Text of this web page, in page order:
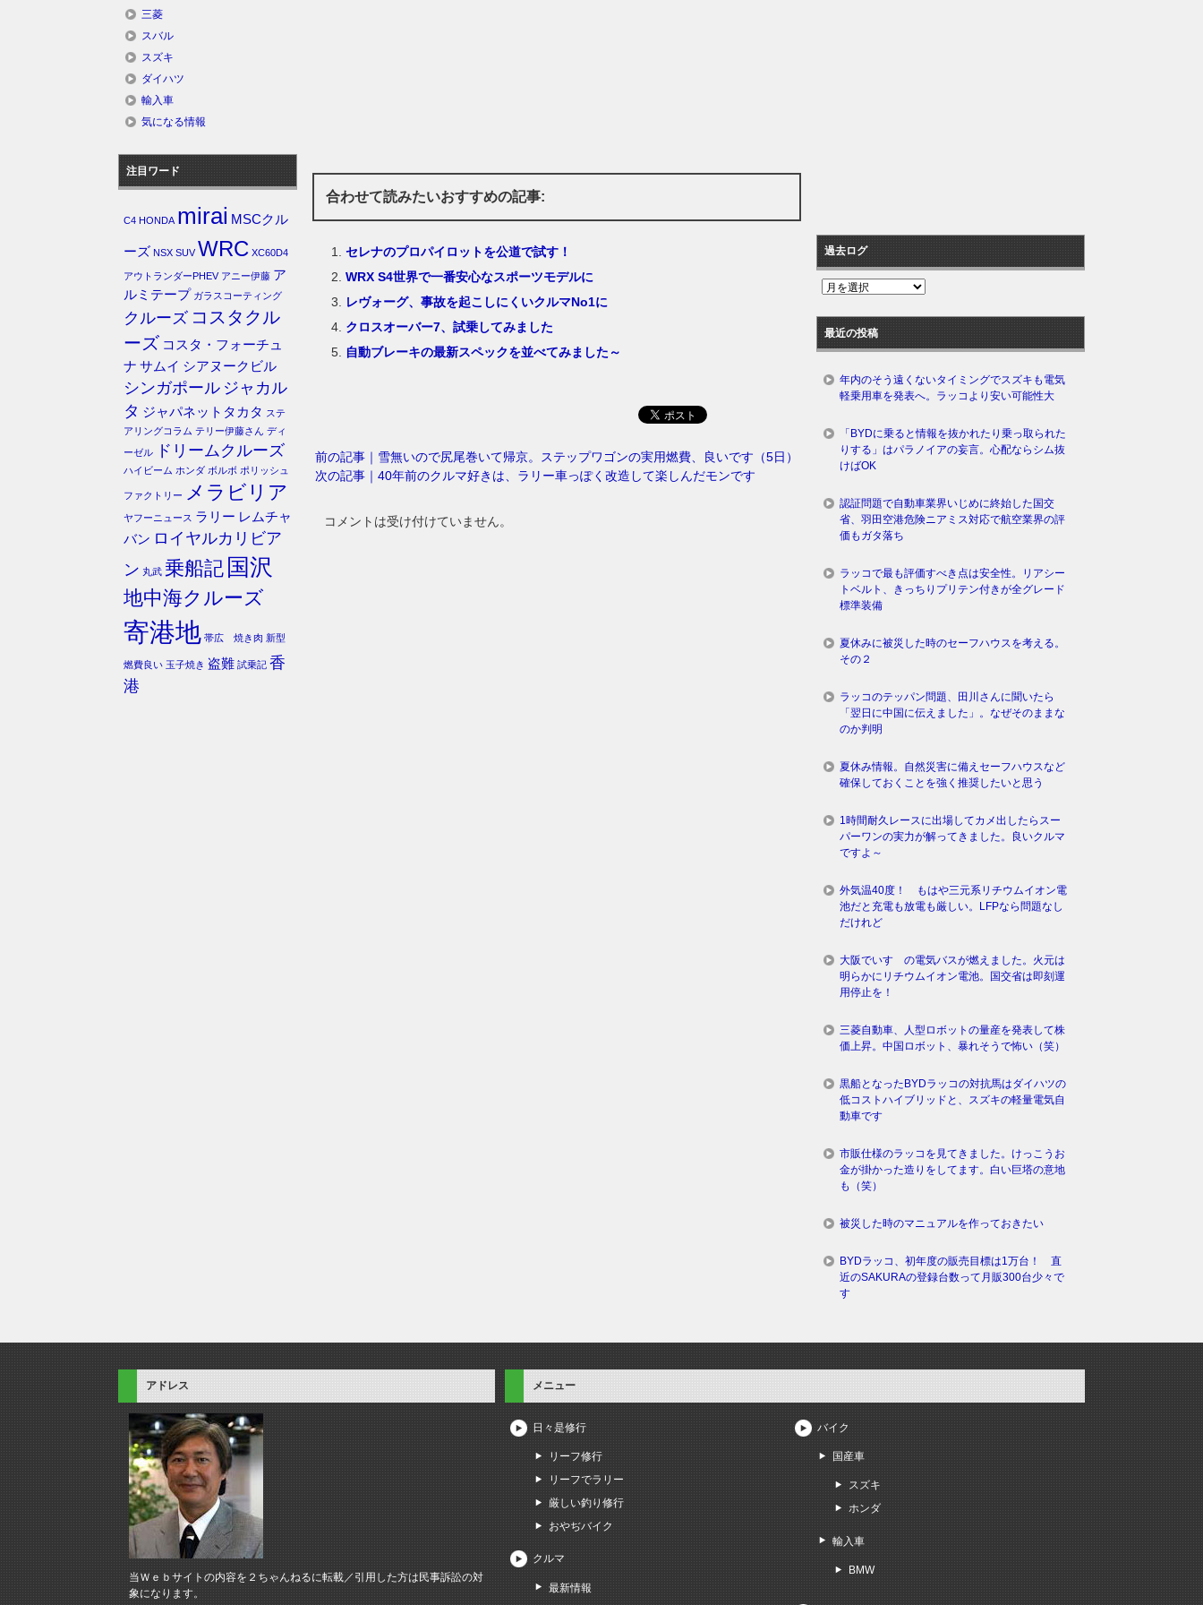
合わせて読みたいおすすめの記事:
セレナのプロパイロットを公道で試す！
WRX S4世界で一番安心なスポーツモデルに
レヴォーグ、事故を起こしにくいクルマNo1に
クロスオーバー7、試乗してみました
自動ブレーキの最新スペックを並べてみました～
前の記事｜雪無いので尻尾巻いて帰京。ステップワゴンの実用燃費、良いです（5日）
次の記事｜40年前のクルマ好きは、ラリー車っぽく改造して楽しんだモンです
コメントは受け付けていません。
三菱
スバル
スズキ
ダイハツ
輸入車
気になる情報
注目ワード
C4 HONDA mirai MSCクル
ーズ NSX SUV WRC XC60D4
アウトランダーPHEV アニー伊藤 ア
ルミテープ ガラスコーティング
クルーズ コスタクル
ーズ コスタ・フォーチュ
ナ サムイ シアヌークビル
シンガポール ジャカル
タ ジャパネットタカタ ステ
アリングコラム テリー伊藤さん ディ
ーゼル
ドリームクルーズ
ハイビーム ホンダ ボルボ ポリッシュ
ファクトリー メラビリア
ヤフーニュース ラリー レムチャ
バン ロイヤルカリビア
ン 丸武 乗船記 国沢
地中海クルーズ
寄港地 帯広 焼き肉 新型
燃費良い 玉子焼き 盗難 試乗記 香
港
過去ログ
過
ロ
グ
最近の投稿
年内のそう遠くないタイミングでスズキも電気
軽乗用車を発表へ。ラッコより安い可能性大
「BYDに乗ると情報を抜かれたり乗っ取られた
りする」はパラノイアの妄言。心配ならシム抜
けばOK
認証問題で自動車業界いじめに終始した国交
省、羽田空港危険ニアミス対応で航空業界の評
価もガタ落ち
ラッコで最も評価すべき点は安全性。リアシー
トベルト、きっちりプリテン付きが全グレード
標準装備
夏休みに被災した時のセーフハウスを考える。
その２
ラッコのテッパン問題、田川さんに聞いたら
「翌日に中国に伝えました」。なぜそのままな
のか判明
夏休み情報。自然災害に備えセーフハウスなど
確保しておくことを強く推奨したいと思う
1時間耐久レースに出場してカメ出したらスー
パーワンの実力が解ってきました。良いクルマ
ですよ～
外気温40度！ もはや三元系リチウムイオン電
池だと充電も放電も厳しい。LFPなら問題なし
だけれど
大阪でいすゞの電気バスが燃えました。火元は
明らかにリチウムイオン電池。国交省は即刻運
用停止を！
三菱自動車、人型ロボットの量産を発表して株
価上昇。中国ロボット、暴れそうで怖い（笑）
黒船となったBYDラッコの対抗馬はダイハツの
低コストハイブリッドと、スズキの軽量電気自
動車です
市販仕様のラッコを見てきました。けっこうお
金が掛かった造りをしてます。白い巨塔の意地
も（笑）
被災した時のマニュアルを作っておきたい
BYDラッコ、初年度の販売目標は1万台！ 直
近のSAKURAの登録台数って月販300台少々で
す
アドレス
当Ｗｅｂサイトの内容を２ちゃんねるに転載／引用した方は民事訴訟の対
象になります。
メニュー
日々是修行
リーフ修行
リーフでラリー
厳しい釣り修行
おやぢバイク
クルマ
最新情報
バイク
国産車
スズキ
ホンダ
輸入車
BMW